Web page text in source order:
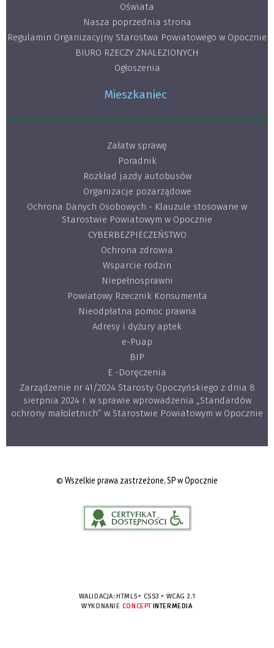
Oświata
Nasza poprzednia strona
Regulamin Organizacyjny Starostwa Powiatowego w Opocznie
BIURO RZECZY ZNALEZIONYCH
Ogłoszenia
Mieszkaniec
Załatw sprawę
Poradnik
Rozkład jazdy autobusów
Organizacje pozarządowe
Ochrona Danych Osobowych - Klauzule stosowane w
Starostwie Powiatowym w Opocznie
CYBERBEZPIECZEŃSTWO
Ochrona zdrowia
Wsparcie rodzin
Niepełnosprawni
Powiatowy Rzecznik Konsumenta
Nieodpłatna pomoc prawna
Adresy i dyżury aptek
e-Puap
BIP
E -Doręczenia
Zarządzenie nr 41/2024 Starosty Opoczyńskiego z dnia 8
sierpnia 2024 r. w sprawie wprowadzenia „Standardów
ochrony małoletnich” w Starostwie Powiatowym w Opocznie
© Wszelkie prawa zastrzeżone, SP w Opocznie
WALIDACJA:HTML5+ CSS3 + WCAG 2.1
WYKONANIE CONCEPTINTERMEDIA